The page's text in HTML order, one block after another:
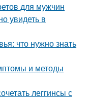
для мужчин
увидеть в
что нужно знать
и методы
леггинсы с